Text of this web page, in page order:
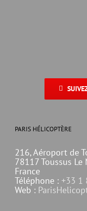
PARIS HÉLICOPTÈRE
216, Aéroport de
78117 Toussus Le
France
Téléphone : +33 1
Web :